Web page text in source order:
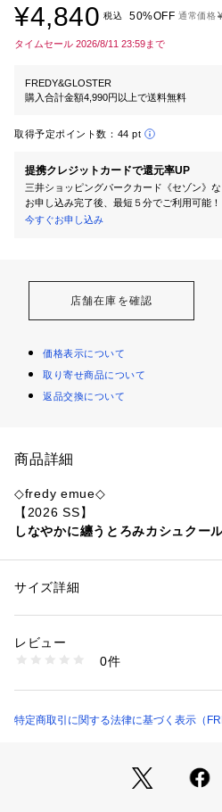
¥4,840 税込 50%OFF 通常価格
タイムセール 2026/8/11 23:59まで
FREDY&GLOSTER
購入合計金額4,990円以上で送料無料
取得予定ポイント数： 44 pt
提携クレジットカードで還元率UP
三井ショッピングパークカード《セゾン》
お申し込み完了後、最短５分でご利用可能！
今すぐお申し込み
店舗在庫を確認
価格表示について
取り寄せ商品について
返品交換について
商品詳細
◇fredy emue◇
【2026 SS】
しなやかに纏うとろみカシュクー
・とろみのある素材感がやわらか
シルエット
・ベーシックなシャツとしてはも
着用可能
・オンオフ問わず、スタイリング
性別：レディース
素材：(本体)ポリエステル100%、(リブ)
生産国：中国製
1290100016417
サイズ詳細
レビュー
0件
特定商取引に関する法律に基づく表示（